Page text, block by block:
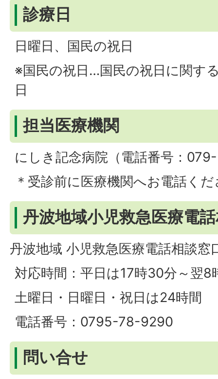
診療日
日曜日、国民の祝日
※国民の祝日…国民の祝日に関す
日
担当医療機関
にしき記念病院（電話番号：
＊受診前に医療機関へお電話く
丹波地域小児救急医療電
丹波地域 小児救急医療電話相談窓
対応時間：平日は17時30分～翌8
土曜日・日曜日・祝日は24時間
電話番号：0795-78-9290
問い合せ